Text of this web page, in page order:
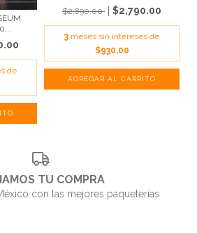
de
$2,890.00
$2,790.00
3 meses sin intereses de
$930.00
TU COMPRA
con las mejores paqueterías